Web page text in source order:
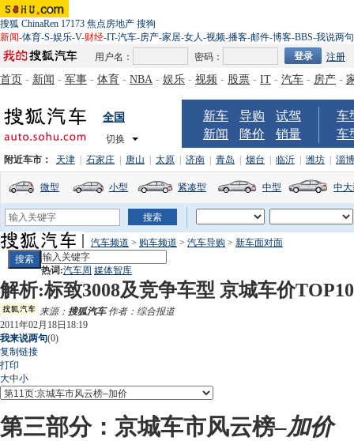
搜狐 ChinaRen 17173 焦点房地产 搜狗
新闻-体育-S-娱乐-V-财经-IT-汽车-房产-家居-女人-视频-播客-邮件-博客-BBS-我说两句
用户名：
密码： 注册
首页 - 新闻 - 军事 - 体育 - NBA - 娱乐 - 视频 - 股票 - IT - 汽车 - 房产 -
全国
切换
新车 导购
试驾
新闻
降价 销量
车
车
附近车市： 天津 石家庄 唐山 太原 济南 青岛 烟台 临沂 潍坊 淄博
微型 小型 紧凑型 中型 中
汽车频道 > 购车频道 > 汽车导购 > 新车面对面
热词:汽车周 媒体智库
解析:标致3008及竞争车型 京城车价TOP10
来源： 搜狐汽车作者：综合报道
2011年02月18日18:19
我来说两句(0)
复制链接
打印
大中小
第三部分：京城车市风云榜–加价